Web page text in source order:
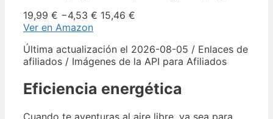
19,99 € −4,53 € 15,46 €
Ver en Amazon
Última actualización el 2026-08-05 / Enlaces de
afiliados / Imágenes de la API para Afiliados
Eficiencia energética